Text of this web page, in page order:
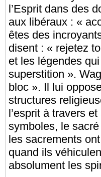
l’Esprit dans des
aux libéraux : «
êtes des
disent : « rejetez
et les légendes
superstition ».
bloc ». Il lui
structures
l’esprit à travers
symboles, le
les sacrements
quand ils
absolument les